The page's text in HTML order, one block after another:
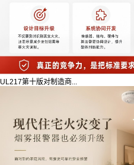
UL217第十版对制造商...